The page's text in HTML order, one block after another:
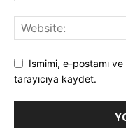
Ismimi, e-postamı
tarayıcıya kaydet.